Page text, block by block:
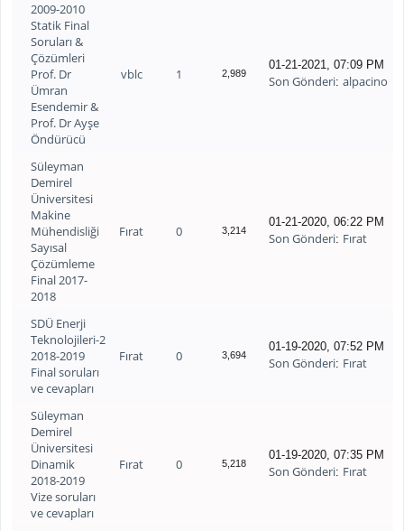
2009-2010
Statik Final
Soruları &
Çözümleri
Prof. Dr
Ümran
Esendemir &
Prof. Dr Ayşe
Öndürücü
vblc 1 2,989
01-21-2021, 07:09 PM
Son Gönderi: alpacino
Süleyman
Demirel
Üniversitesi
Makine
Mühendisliği
Sayısal
Çözümleme
Final 2017-
2018
Fırat 0 3,214
01-21-2020, 06:22 PM
Son Gönderi: Fırat
SDÜ Enerji
Teknolojileri-2
2018-2019
Final soruları
ve cevapları
Fırat 0 3,694
01-19-2020, 07:52 PM
Son Gönderi: Fırat
Süleyman
Demirel
Üniversitesi
Dinamik
2018-2019
Vize soruları
ve cevapları
Fırat 0 5,218
01-19-2020, 07:35 PM
Son Gönderi: Fırat